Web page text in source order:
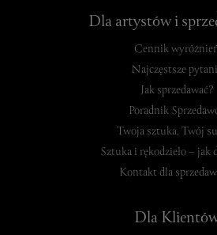
Dla artystów i
Cennik
Najczęstsze
Jak sprzedawać?
Poradnik
Twoja sztuka, Twój
Sztuka i rękodzieło – jak
Kontakt dla
Dla